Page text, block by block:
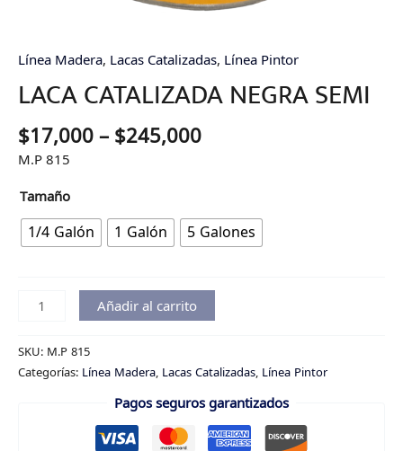
Línea Madera, Lacas Catalizadas, Línea Pintor
LACA CATALIZADA NEGRA SEMI
$17,000 – $245,000
M.P 815
Tamaño
1/4 Galón 1 Galón 5 Galones
Añadir al carrito
SKU: M.P 815
Categorías: Línea Madera, Lacas Catalizadas, Línea Pintor
Pagos seguros garantizados